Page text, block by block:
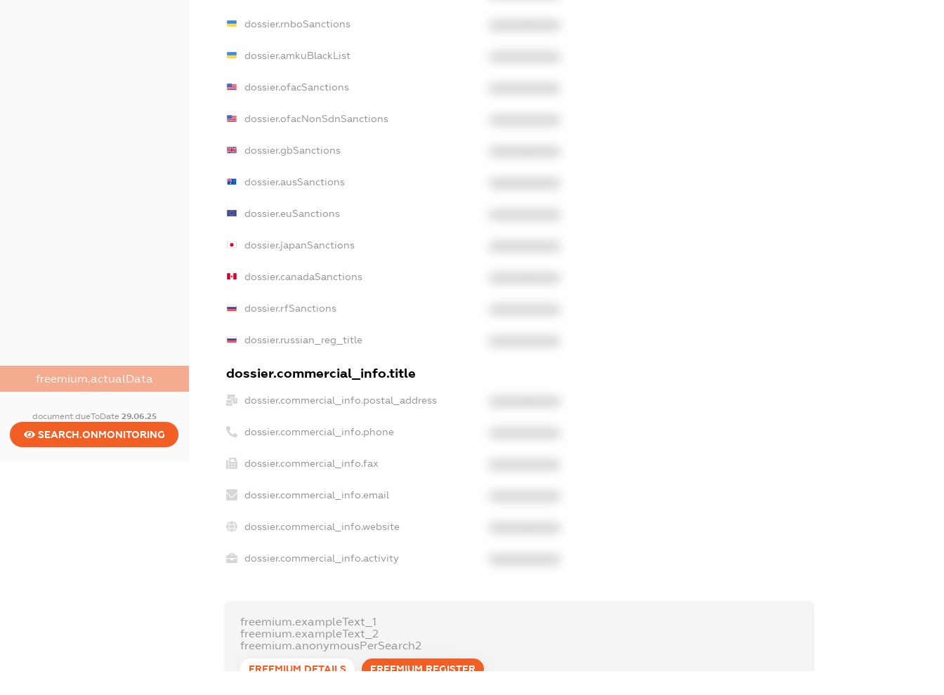
freemium.actualData
document.dueToDate 29.06.25
SEARCH.ONMONITORING
dossier.rnboSanctions
dossier.amkuBlackList
dossier.ofacSanctions
dossier.ofacNonSdnSanctions
dossier.gbSanctions
dossier.ausSanctions
dossier.euSanctions
dossier.japanSanctions
dossier.canadaSanctions
dossier.rfSanctions
dossier.russian_reg_title
dossier.commercial_info.title
dossier.commercial_info.postal_address
dossier.commercial_info.phone
dossier.commercial_info.fax
dossier.commercial_info.email
dossier.commercial_info.website
dossier.commercial_info.activity
freemium.exampleText_1
freemium.exampleText_2
freemium.anonymousPerSearch2
FREEMIUM.DETAILS FREEMIUM.REGISTER